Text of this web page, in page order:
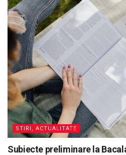
STIRI, ACTUALITATE
Subiecte preliminare la